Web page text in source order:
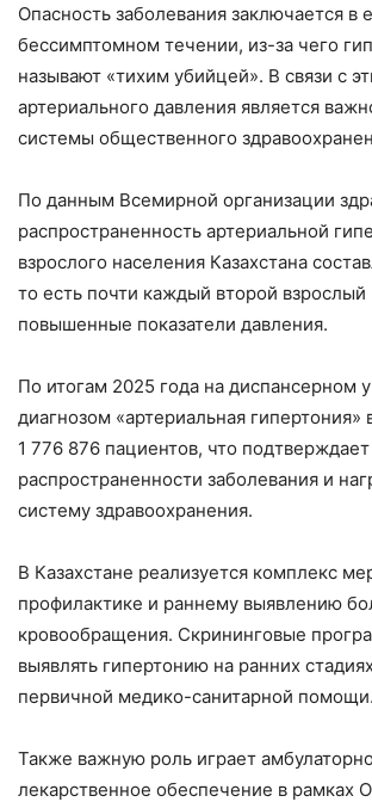
Опасность заболевания заключается в
бессимптомном течении, из-за чего
называют «тихим убийцей». В связи с
артериального давления является
системы общественного
По данным Всемирной организации
распространенность артериальной
взрослого населения Казахстана
то есть почти каждый второй
повышенные показатели давления.
По итогам 2025 года на диспансерном
диагнозом «артериальная гипертония»
1 776 876 пациентов, что
распространенности заболевания и
систему здравоохранения.
В Казахстане реализуется комплекс
профилактике и раннему выявлению
кровообращения. Скрининговые
выявлять гипертонию на ранних
первичной медико-санитарной помощи.
Также важную роль играет
лекарственное обеспечение в рамках